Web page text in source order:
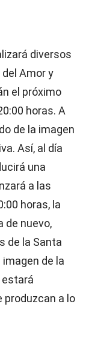
diversos
Amor y
el próximo
horas. A
de la imagen
Así, al día
una
a las
horas, la
de nuevo,
de la Santa
de la
estará
produzcan a lo